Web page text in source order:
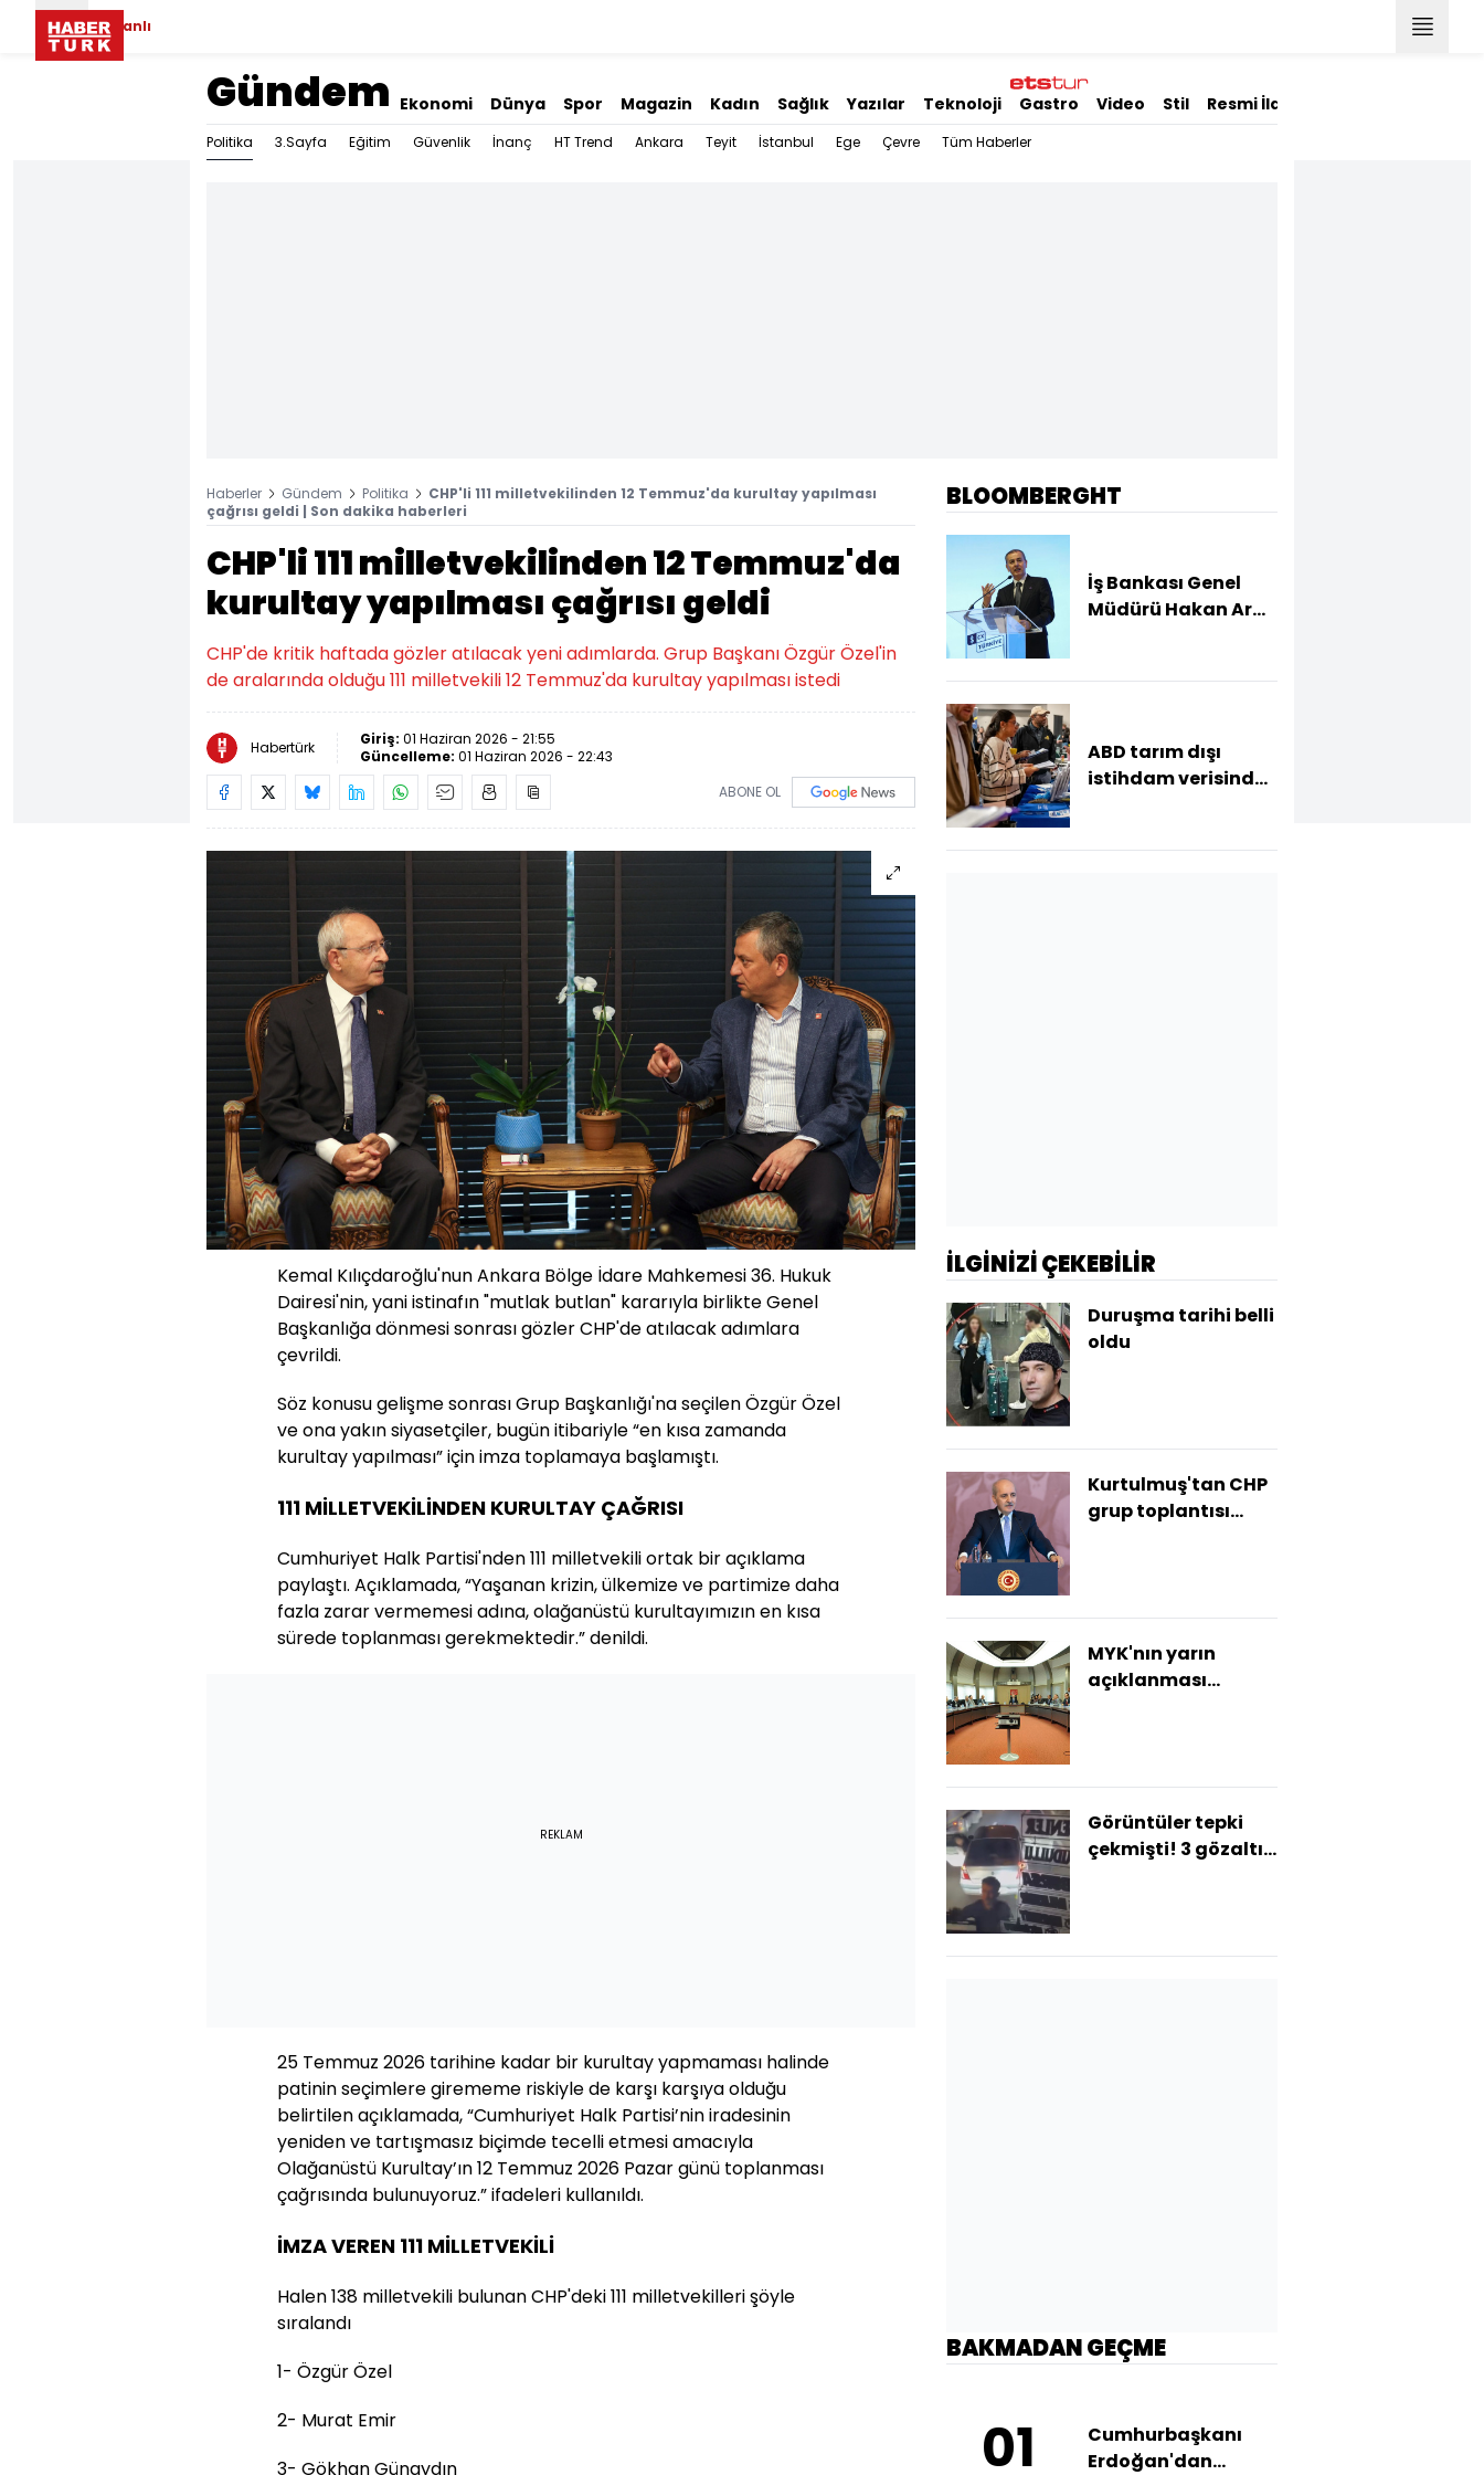
Canlı
Gündem Ekonomi Dünya Spor Magazin Kadın Sağlık Yazılar Teknoloji Gastro Video Stil Resmi İlanlar
Politika 3.Sayfa Eğitim Güvenlik İnanç HT Trend Ankara Teyit İstanbul Ege Çevre Tüm Haberler
Haberler Gündem Politika
CHP'li 111 milletvekilinden 12 Temmuz'da kurultay yapılması
çağrısı geldi | Son dakika haberleri
CHP'li 111 milletvekilinden 12 Temmuz'da
kurultay yapılması çağrısı geldi
CHP'de kritik haftada gözler atılacak yeni adımlarda. Grup Başkanı Özgür Özel'in
de aralarında olduğu 111 milletvekili 12 Temmuz'da kurultay yapılması istedi
Habertürk Giriş: 01 Haziran 2026 - 21:55
Güncelleme: 01 Haziran 2026 - 22:43
ABONE OL
Kemal Kılıçdaroğlu'nun Ankara Bölge İdare Mahkemesi 36. Hukuk
Dairesi'nin, yani istinafın "mutlak butlan" kararıyla birlikte Genel
Başkanlığa dönmesi sonrası gözler CHP'de atılacak adımlara
çevrildi.
Söz konusu gelişme sonrası Grup Başkanlığı'na seçilen Özgür Özel
ve ona yakın siyasetçiler, bugün itibariyle “en kısa zamanda
kurultay yapılması” için imza toplamaya başlamıştı.
111 MİLLETVEKİLİNDEN KURULTAY ÇAĞRISI
Cumhuriyet Halk Partisi'nden 111 milletvekili ortak bir açıklama
paylaştı. Açıklamada, “Yaşanan krizin, ülkemize ve partimize daha
fazla zarar vermemesi adına, olağanüstü kurultayımızın en kısa
sürede toplanması gerekmektedir.” denildi.
REKLAM
25 Temmuz 2026 tarihine kadar bir kurultay yapmaması halinde
patinin seçimlere girememe riskiyle de karşı karşıya olduğu
belirtilen açıklamada, “Cumhuriyet Halk Partisi’nin iradesinin
yeniden ve tartışmasız biçimde tecelli etmesi amacıyla
Olağanüstü Kurultay’ın 12 Temmuz 2026 Pazar günü toplanması
çağrısında bulunuyoruz.” ifadeleri kullanıldı.
İMZA VEREN 111 MİLLETVEKİLİ
Halen 138 milletvekili bulunan CHP'deki 111 milletvekilleri şöyle
sıralandı
1- Özgür Özel
2- Murat Emir
3- Gökhan Günaydın
BLOOMBERGHT
İş Bankası Genel
Müdürü Hakan Aran
ABD tarım dışı
istihdam verisinde
İLGİNİZİ ÇEKEBİLİR
Duruşma tarihi belli
oldu
Kurtulmuş'tan CHP
grup toplantısı
MYK'nın yarın
açıklanması
Görüntüler tepki
çekmişti! 3 gözaltı
BAKMADAN GEÇME
01
Cumhurbaşkanı
Erdoğan'dan